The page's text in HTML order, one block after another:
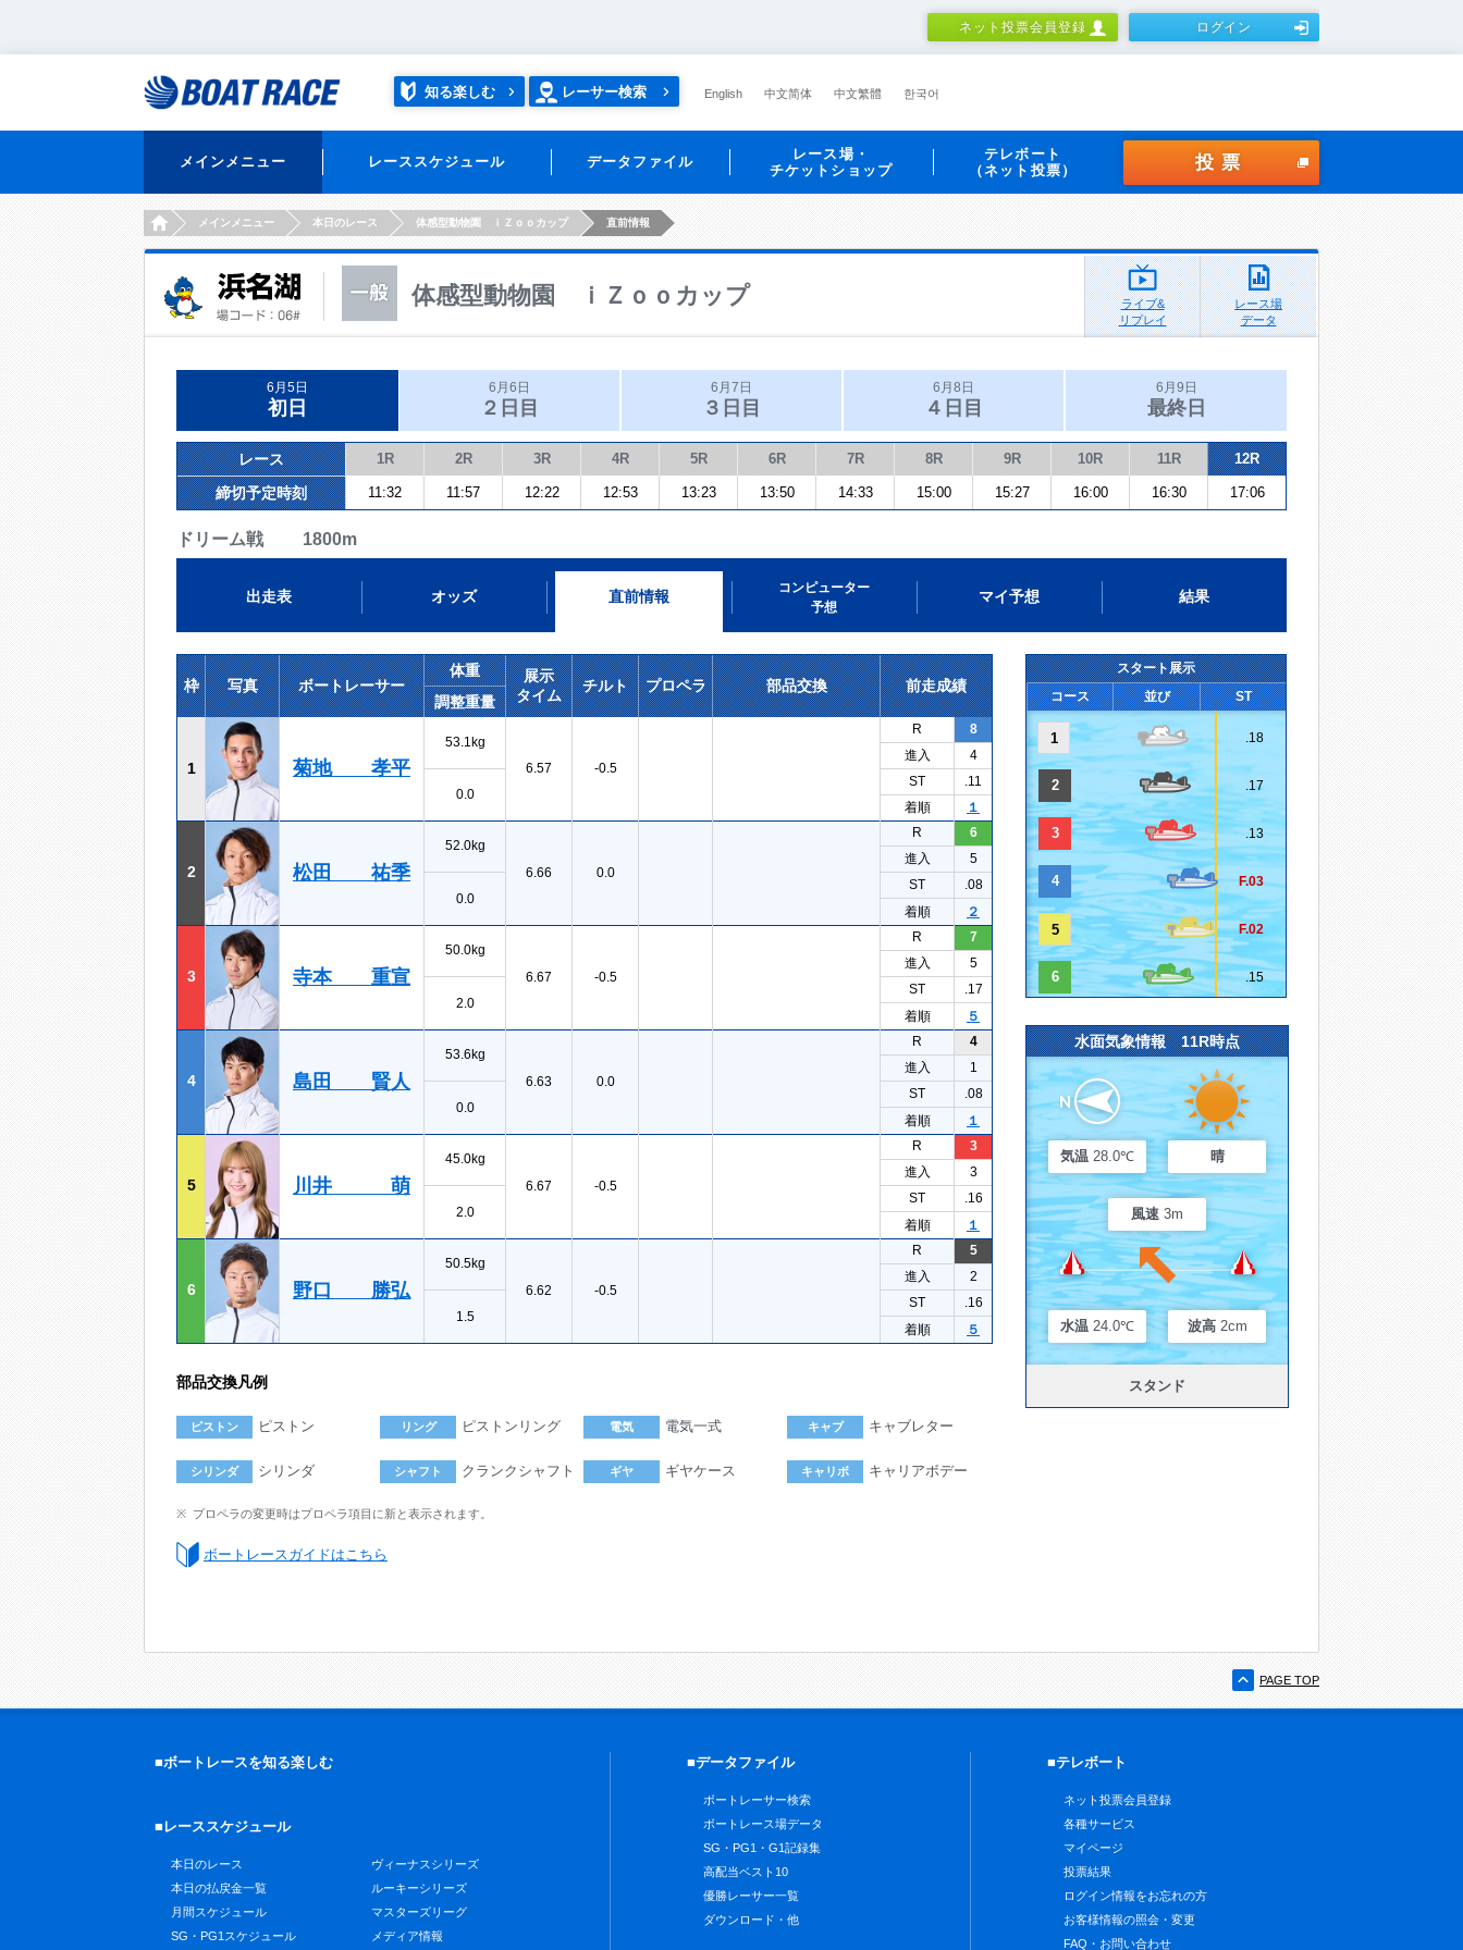
ネット投票会員登録 ログイン
知る楽しむ レーサー検索 English 中文简体 中文繁體 한국어
メインメニュー レーススケジュール データファイル
レース場・
チケットショップ
テレボート
（ネット投票）
投票
HOMEメインメニュー 本日のレース 体感型動物園 ｉＺｏｏカップ 直前情報
体感型動物園 ｉＺｏｏカップ
ライブ&
リプレイ
レース場
データ
6月5日
初日
6月6日
２日目
6月7日
３日目
6月8日
４日目
6月9日
最終日
レース 1R 2R 3R 4R 5R 6R 7R 8R 9R 10R 11R 12R
締切予定時刻 11:32 11:57 12:22 12:53 13:23 13:50 14:33 15:00 15:27 16:00 16:30 17:06
ドリーム戦 1800m
出走表 オッズ 直前情報
コンピューター
予想
マイ予想 結果
枠 写真 ボートレーサー
体重
展示
タイム
チルト プロペラ 部品交換
前走成績
調整重量
1 菊地 孝平
53.1kg
6.57
-0.5
R
8
進入
4
0.0
ST
.11
着順
１
2 松田 祐季
52.0kg
6.66
0.0
R
6
進入
5
0.0
ST
.08
着順
２
3 寺本 重宣
50.0kg
6.67
-0.5
R
7
進入
5
2.0
ST
.17
着順
５
4 島田 賢人
53.6kg
6.63
0.0
R
4
進入
1
0.0
ST
.08
着順
１
5 川井 萌
45.0kg
6.67
-0.5
R
3
進入
3
2.0
ST
.16
着順
１
6 野口 勝弘
50.5kg
6.62
-0.5
R
5
進入
2
1.5
ST
.16
着順
５
部品交換凡例
ピストン ピストン リング ピストンリング 電気 電気一式 キャブ キャブレター
シリンダ シリンダ シャフト クランクシャフト ギヤ ギヤケース キャリボ キャリアボデー
プロペラの変更時はプロペラ項目に新と表示されます。
ボートレースガイドはこちら
スタート展示
コース
並び ST
1 .18
2 .17
3 .13
4 F.03
5 F.02
6 .15
水面気象情報 11R時点
気温 28.0℃ 晴
風速 3m
水温 24.0℃ 波高 2cm
スタンド
PAGE TOP
■ボートレースを知る楽しむ
■レーススケジュール
本日のレース
本日の払戻金一覧
月間スケジュール
SG・PG1スケジュール
ヴィーナスシリーズ
ルーキーシリーズ
マスターズリーグ
メディア情報
■データファイル
ボートレーサー検索
ボートレース場データ
SG・PG1・G1記録集
高配当ベスト10
優勝レーサー一覧
ダウンロード・他
■テレボート
ネット投票会員登録
各種サービス
マイページ
投票結果
ログイン情報をお忘れの方
お客様情報の照会・変更
FAQ・お問い合わせ